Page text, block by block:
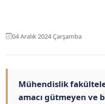
04 Aralık 2024 Çarşamba
Mühendislik
amacı gütmeyen ve